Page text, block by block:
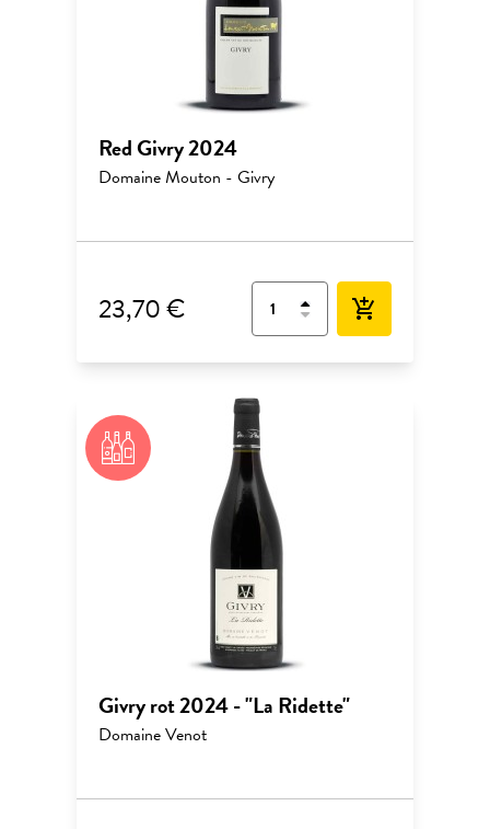
Red Givry 2024
Domaine Mouton - Givry
23,70 € add_shopping_cart
Givry rot 2024 - "La Ridette"
Domaine Venot